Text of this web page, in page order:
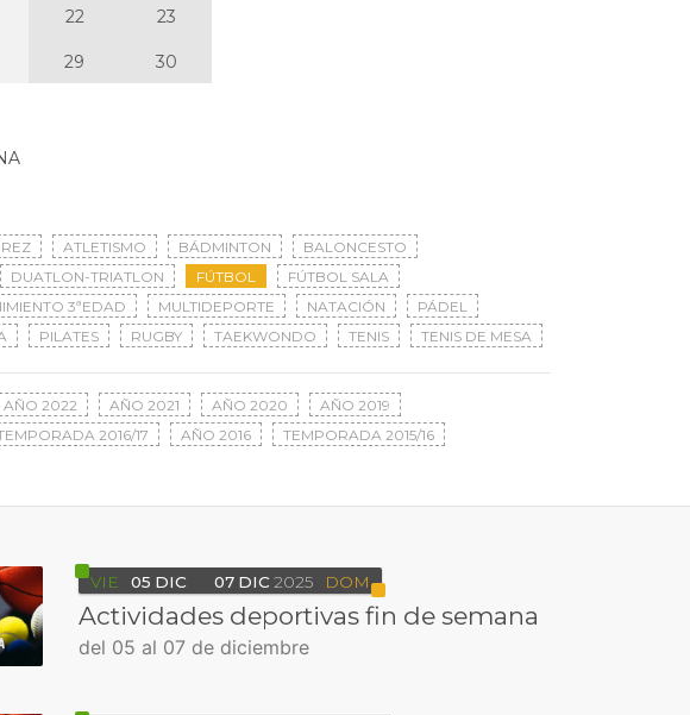
22 23
29 30
ATLETISMO BÁDMINTON
BALONCESTO
DUATLON-TRIATLON FÚTBOL
FÚTBOL SALA
3ªEDAD MULTIDEPORTE NATACIÓN
PÁDEL
PILATES RUGBY TAEKWONDO TENIS TENIS DE MESA
AÑO 2022 AÑO 2021 AÑO 2020
AÑO 2019
2016/17 AÑO 2016
TEMPORADA 2015/16
VIE 05 DIC 07 DIC 2025 DOM
Actividades deportivas fin de semana
del 05 al 07 de diciembre